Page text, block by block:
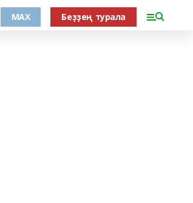
MAX Беҙҙең турала